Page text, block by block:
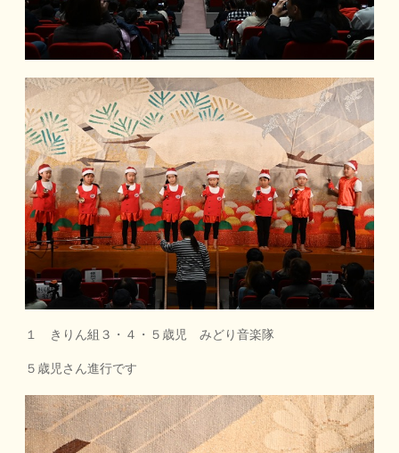
１ きりん組３・４・５歳児 みどり音楽隊
５歳児さん進行です